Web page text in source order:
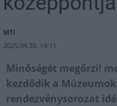
MTI
2025.04.30. 14:11
Minőségét megőrzi!
kezdődik a
rendezvénysorozat